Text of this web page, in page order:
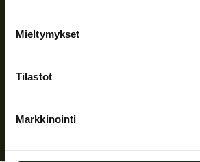
Mieltymykset
Tilastot
Markkinointi